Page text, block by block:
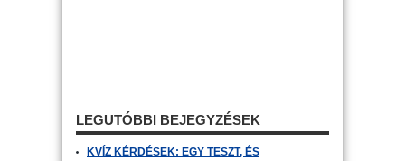
LEGUTÓBBI BEJEGYZÉSEK
KVÍZ KÉRDÉSEK: EGY TESZT, ÉS